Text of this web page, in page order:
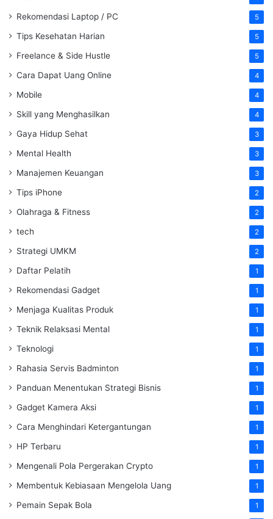
Rekomendasi Laptop / PC 5
Tips Kesehatan Harian 5
Freelance & Side Hustle 5
Cara Dapat Uang Online 4
Mobile 4
Skill yang Menghasilkan 4
Gaya Hidup Sehat 3
Mental Health 3
Manajemen Keuangan 3
Tips iPhone 2
Olahraga & Fitness 2
tech 2
Strategi UMKM 2
Daftar Pelatih 1
Rekomendasi Gadget 1
Menjaga Kualitas Produk 1
Teknik Relaksasi Mental 1
Teknologi 1
Rahasia Servis Badminton 1
Panduan Menentukan Strategi Bisnis 1
Gadget Kamera Aksi 1
Cara Menghindari Ketergantungan 1
HP Terbaru 1
Mengenali Pola Pergerakan Crypto 1
Membentuk Kebiasaan Mengelola Uang 1
Pemain Sepak Bola 1